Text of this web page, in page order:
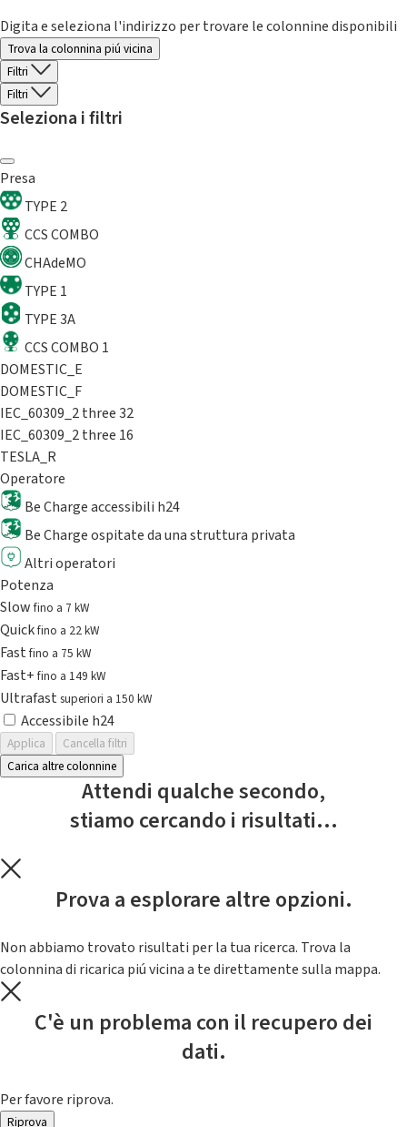
Digita e seleziona l'indirizzo per trovare le colonnine disponibili
Trova la colonnina piú vicina
Filtri
Filtri
Seleziona i filtri
Presa
TYPE 2
CCS COMBO
CHAdeMO
TYPE 1
TYPE 3A
CCS COMBO 1
DOMESTIC_E
DOMESTIC_F
IEC_60309_2 three 32
IEC_60309_2 three 16
TESLA_R
Operatore
Be Charge accessibili h24
Be Charge ospitate da una struttura privata
Altri operatori
Potenza
Slowfino a 7 kW
Quickfino a 22 kW
Fastfino a 75 kW
Fast+fino a 149 kW
Ultrafast superiori a 150 kW
Accessibile h24
Applica
Cancella filtri
Carica altre colonnine
Attendi qualche secondo,
stiamo cercando i risultati...
Prova a esplorare altre opzioni.
Non abbiamo trovato risultati per la tua ricerca. Trova la
colonnina di ricarica piú vicina a te direttamente sulla mappa.
C'è un problema con il recupero dei
dati.
Per favore riprova.
Riprova